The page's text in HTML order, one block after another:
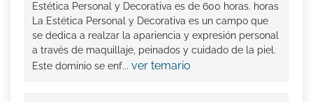
Estética Personal y Decorativa es de 600 horas. horas
La Estética Personal y Decorativa es un campo que
se dedica a realzar la apariencia y expresión personal
a través de maquillaje, peinados y cuidado de la piel.
Este dominio se enf... ver temario